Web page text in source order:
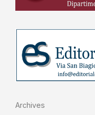
Archives